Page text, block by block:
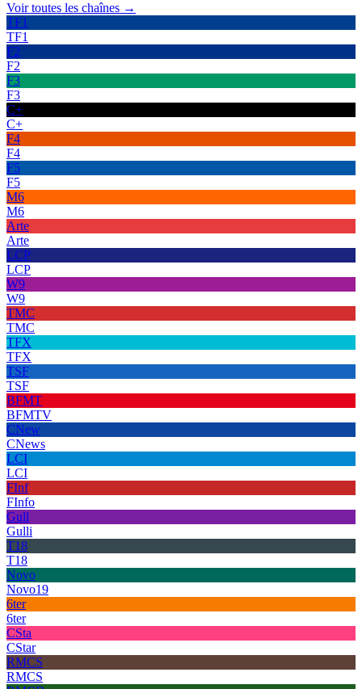
Voir toutes les chaînes →
TF1
TF1
F2
F2
F3
F3
C+
C+
F4
F4
F5
F5
M6
M6
Arte
Arte
LCP
LCP
W9
W9
TMC
TMC
TFX
TFX
TSF
TSF
BFMT
BFMTV
CNew
CNews
LCI
LCI
FInf
FInfo
Gull
Gulli
T18
T18
Novo
Novo19
6ter
6ter
CSta
CStar
RMCS
RMCS